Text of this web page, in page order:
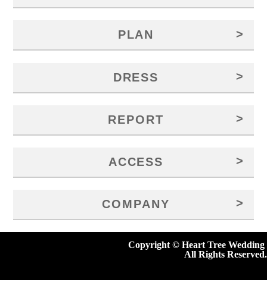
PLAN >
DRESS >
REPORT >
ACCESS >
COMPANY >
Copyright © Heart Tree Wedding
All Rights Reserved.